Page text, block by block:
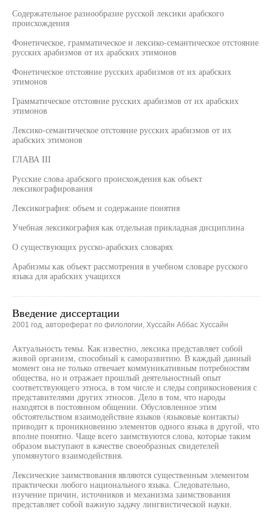
Содержательное разнообразие русской лексики арабского
происхождения
Фонетическое, грамматическое и лексико-семантическое отстояние
русских арабизмов от их арабских этимонов
Фонетическое отстояние русских арабизмов от их арабских
этимонов
Грамматическое отстояние русских арабизмов от их арабских
этимонов
Лексико-семантическое отстояние русских арабизмов от их
арабских этимонов
ГЛАВА III
Русские слова арабского происхождения как объект
лексикографирования
Лексикография: объем и содержание понятия
Учебная лексикография как отдельная прикладная дисциплина
О существующих русско-арабских словарях
Арабизмы как объект рассмотрения в учебном словаре русского
языка для арабских учащихся
Введение диссертации
2001 год, автореферат по филологии, Хуссайн Аббас Хуссайн
Актуальность темы. Как известно, лексика представляет собой
живой организм, способный к саморазвитию. В каждый данный
момент она не только отвечает коммуникативным потребностям
общества, но и отражает прошлый деятельностный опыт
соответствующего этноса, в том числе и следы соприкосновения с
представителями других этносов. Дело в том, что народы
находятся в постоянном общении. Обусловленное этим
обстоятельством взаимодействие языков (языковые контакты)
приводит к проникновению элементов одного языка в другой, что
вполне понятно. Чаще всего заимствуются слова, которые таким
образом выступают в качестве своеобразных свидетелей
упомянутого взаимодействия.
Лексические заимствования являются существенным элементом
практически любого национального языка. Следовательно,
изучение причин, источников и механизма заимствования
представляет собой важную задачу лингвистической науки.